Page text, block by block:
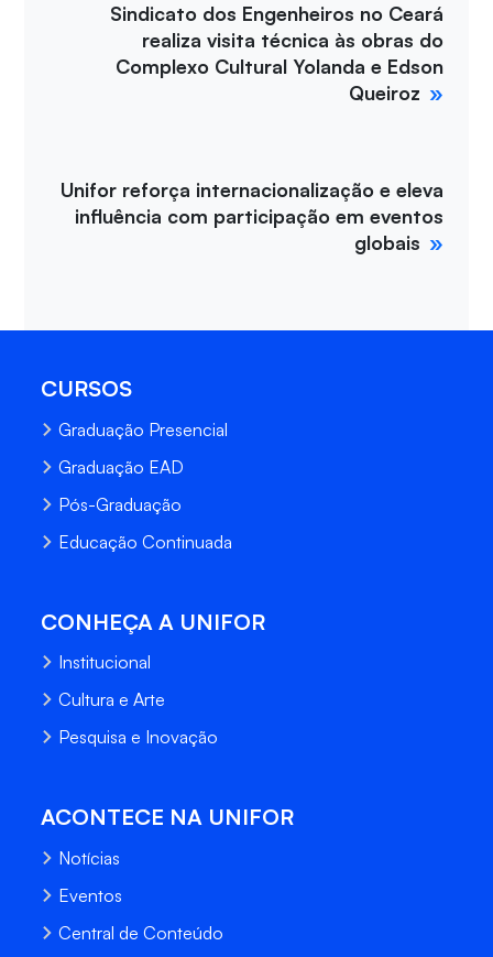
Sindicato dos Engenheiros no Ceará
realiza visita técnica às obras do
Complexo Cultural Yolanda e Edson
Queiroz
Unifor reforça internacionalização e eleva
influência com participação em eventos
globais
CURSOS
Graduação Presencial
Graduação EAD
Pós-Graduação
Educação Continuada
CONHEÇA A UNIFOR
Institucional
Cultura e Arte
Pesquisa e Inovação
ACONTECE NA UNIFOR
Notícias
Eventos
Central de Conteúdo